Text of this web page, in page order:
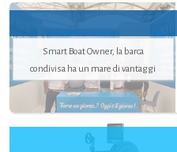
Smart Boat Owner, la barca
condivisa ha un mare di vantaggi